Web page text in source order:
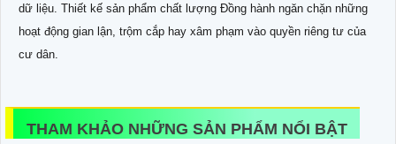
dữ liệu. Thiết kế sản phẩm chất lượng Đồng hành ngăn chặn những
hoạt động gian lận, trộm cắp hay xâm phạm vào quyền riêng tư của
cư dân.
THAM KHẢO NHỮNG SẢN PHẨM NỔI BẬT